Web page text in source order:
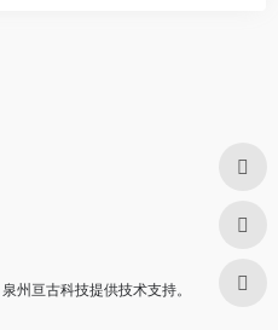
泉州亘古科技提供技术支持。